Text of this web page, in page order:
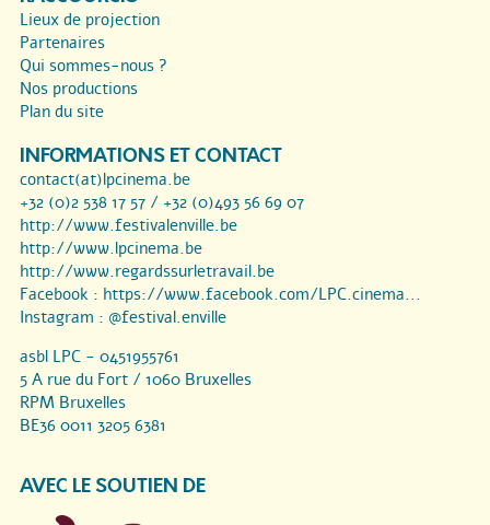
Lieux de projection
Partenaires
Qui sommes-nous ?
Nos productions
Plan du site
INFORMATIONS ET CONTACT
contact(at)lpcinema.be
+32 (0)2 538 17 57 / +32 (0)493 56 69 07
http://www.festivalenville.be
http://www.lpcinema.be
http://www.regardssurletravail.be
Facebook : https://www.facebook.com/LPC.cinema...
Instagram : @festival.enville
asbl LPC - 0451955761
5 A rue du Fort / 1060 Bruxelles
RPM Bruxelles
BE36 0011 3205 6381
AVEC LE SOUTIEN DE